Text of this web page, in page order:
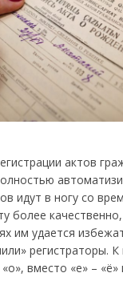
актов
идут в ногу со
более
им удается
регистраторы.
вместо «е» – «ё»